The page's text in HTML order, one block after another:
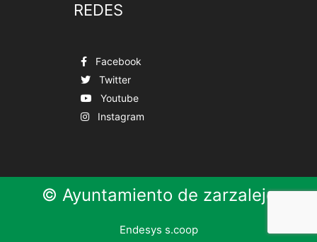
REDES
Facebook
Twitter
Youtube
Instagram
© Ayuntamiento de zarzalejo
Endesys s.coop